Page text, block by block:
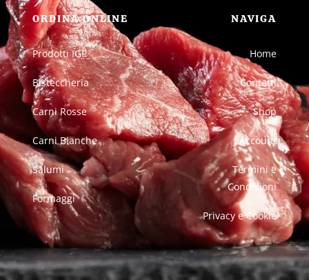
ORDINA ONLINE
Prodotti IGP
Bisteccheria
Carni Rosse
Carni Bianche
Salumi
Formaggi
NAVIGA
Home
Contatti
Shop
Account
Termini e
Condizioni
Privacy e Cookie